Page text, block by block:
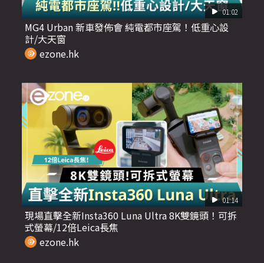
01:02
MG4 Urban 新車發佈會 純電都市座駕！低重心設
計/大天窗
ezone.hk
01:14
現場直擊全新Insta360 Luna Ultra 8K雙鏡頭！可拆
式螢幕/12倍Leica長焦
ezone.hk